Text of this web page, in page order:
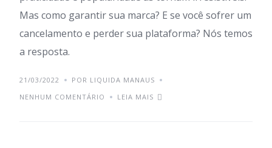
Mas como garantir sua marca? E se você sofrer um
cancelamento e perder sua plataforma? Nós temos
a resposta.
21/03/2022
POR LIQUIDA MANAUS
NENHUM COMENTÁRIO
LEIA MAIS